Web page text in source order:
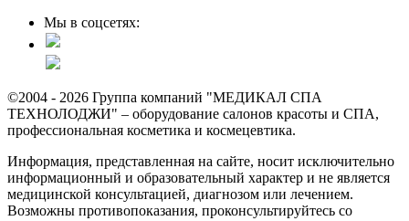
Мы в соцсетях:
©2004 - 2026 Группа компаний "МЕДИКАЛ СПА
ТЕХНОЛОДЖИ" – оборудование салонов красоты и СПА,
профессиональная косметика и космецевтика.
Информация, представленная на сайте, носит исключительно
информационный и образовательный характер и не является
медицинской консультацией, диагнозом или лечением.
Возможны противопоказания, проконсультируйтесь со